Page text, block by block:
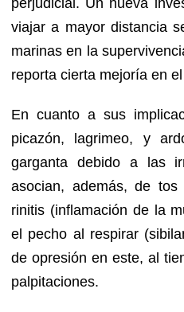
viajar a mayor distancia
marinas en la
reporta cierta mejoría en
En cuanto a sus
picazón, lagrimeo, y
garganta debido a las
asocian, además, de tos
rinitis (inflamación de la
el pecho al respirar
de opresión en este, al
palpitaciones.